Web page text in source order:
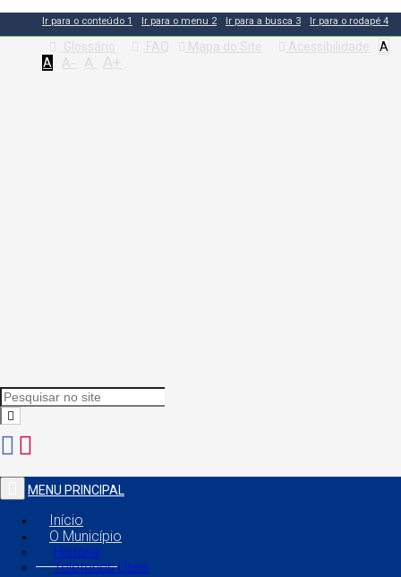
Ir para o conteúdo 1 Ir para o menu 2 Ir para a busca 3 Ir para o rodapé 4
Glossário FAQ Mapa do Site Acessibilidade
A
A
A- A A+
MENU PRINCIPAL
Início
O Município
História
Telefones Úteis